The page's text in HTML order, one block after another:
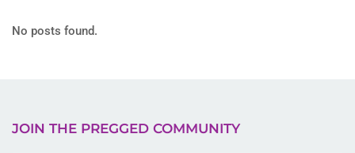
No posts found.
JOIN THE PREGGED COMMUNITY